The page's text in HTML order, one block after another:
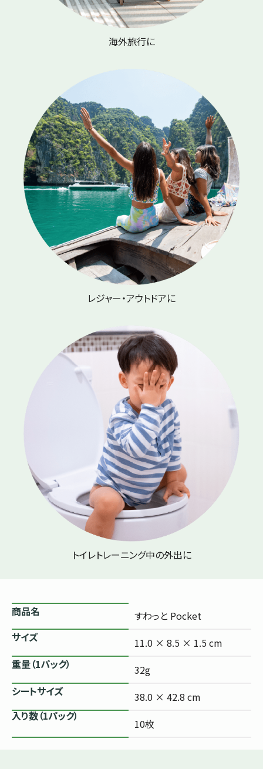
海外旅行に
レジャー・アウトドアに
トイレトレーニング中の外出に
商品名
すわっと Pocket
サイズ
11.0 × 8.5 × 1.5 cm
重量（1パック）
32g
シートサイズ
38.0 × 42.8 cm
入り数（1パック）
10枚